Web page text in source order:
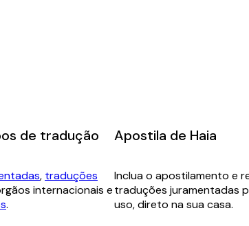
de tradução
, traduções
internacionais e
.
Apostila de Haia
Inclua o apostilamento e
traduções juramentadas
uso, direto na sua casa.